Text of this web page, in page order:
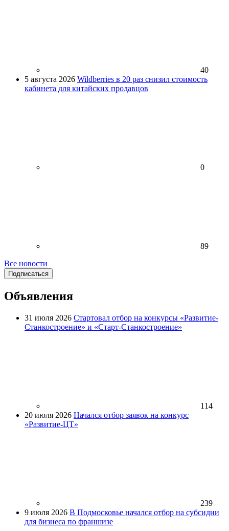
40
5 августа 2026 Wildberries в 20 раз снизил стоимость
кабинета для китайских продавцов
0
89
Все новости
Подписаться
Объявления
31 июля 2026 Стартовал отбор на конкурсы «Развитие-
Станкостроение» и «Старт-Станкостроение»
114
20 июля 2026 Начался отбор заявок на конкурс
«Развитие-ЦТ»
239
9 июля 2026 В Подмосковье начался отбор на субсидии
для бизнеса по франшизе